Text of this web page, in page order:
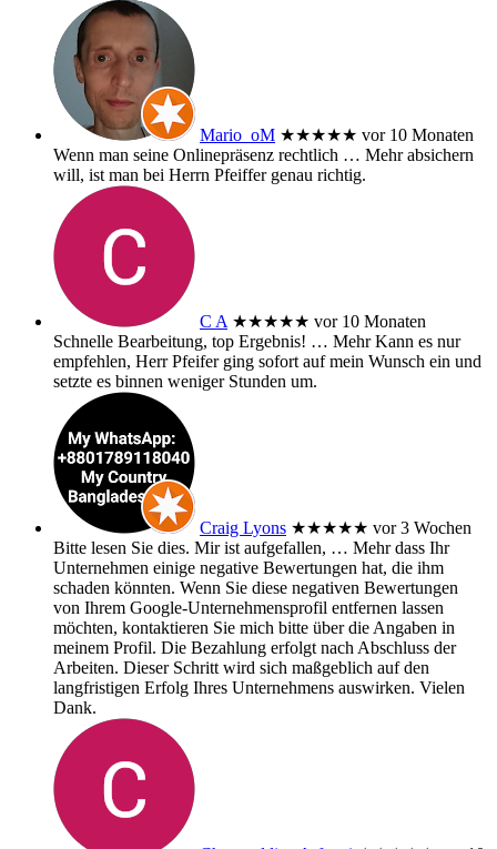
Mario_oM ★★★★★ vor 10 Monaten
Wenn man seine Onlinepräsenz rechtlich … Mehrabsichern
will, ist man bei Herrn Pfeiffer genau richtig.
C A ★★★★★ vor 10 Monaten
Schnelle Bearbeitung, top Ergebnis! … MehrKann es nur
empfehlen, Herr Pfeifer ging sofort auf mein Wunsch ein und
setzte es binnen weniger Stunden um.
Craig Lyons ★★★★★ vor 3 Wochen
Bitte lesen Sie dies. Mir ist aufgefallen, … Mehrdass Ihr
Unternehmen einige negative Bewertungen hat, die ihm
schaden könnten. Wenn Sie diese negativen Bewertungen
von Ihrem Google-Unternehmensprofil entfernen lassen
möchten, kontaktieren Sie mich bitte über die Angaben in
meinem Profil. Die Bezahlung erfolgt nach Abschluss der
Arbeiten. Dieser Schritt wird sich maßgeblich auf den
langfristigen Erfolg Ihres Unternehmens auswirken. Vielen
Dank.